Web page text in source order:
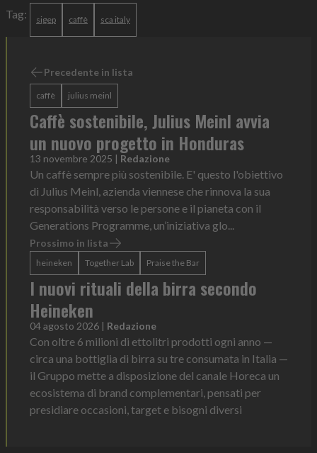
Tag: sigep caffè sca italy
Precedente in lista
caffè julius meinl
Caffè sostenibile, Julius Meinl avvia
un nuovo progetto in Honduras
13 novembre 2025 | Redazione
Un caffè sempre più sostenibile. E' questo l'obiettivo
di Julius Meinl, azienda viennese che rinnova la sua
responsabilità verso le persone e il pianeta con il
Generations Programme, un’iniziativa glo...
Prossimo in lista
heineken Together Lab Praise the Bar
I nuovi rituali della birra secondo
Heineken
04 agosto 2026 | Redazione
Con oltre 6 milioni di ettolitri prodotti ogni anno —
circa una bottiglia di birra su tre consumata in Italia —
il Gruppo mette a disposizione del canale Horeca un
ecosistema di brand complementari, pensati per
presidiare occasioni, target e bisogni diversi